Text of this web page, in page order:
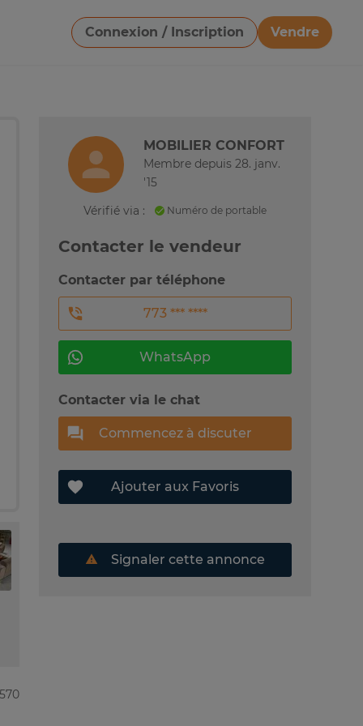
Connexion / Inscription
Vendre
Télécharger une image
MOBILIER CONFORT
Membre depuis 28. janv.
'15
Vérifié via :
Numéro de portable
Contacter le vendeur
Contacter par téléphone
773 *** ****
WhatsApp
Contacter via le chat
Commencez à discuter
Ajouter aux Favoris
Signaler cette annonce